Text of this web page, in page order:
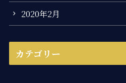
2020年2月
カテゴリー